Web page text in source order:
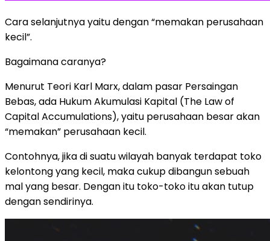
Cara selanjutnya yaitu dengan “memakan perusahaan
kecil”.
Bagaimana caranya?
Menurut Teori Karl Marx, dalam pasar Persaingan
Bebas, ada Hukum Akumulasi Kapital (The Law of
Capital Accumulations), yaitu perusahaan besar akan
“memakan” perusahaan kecil.
Contohnya, jika di suatu wilayah banyak terdapat toko
kelontong yang kecil, maka cukup dibangun sebuah
mal yang besar. Dengan itu toko-toko itu akan tutup
dengan sendirinya.